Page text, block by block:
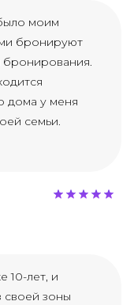
моим
бронируют
бронирования.
дома у меня
семьи.
10-лет, и
своей зоны